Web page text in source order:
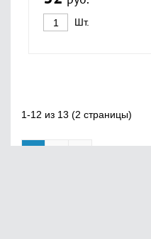
Шт.
1-12 из 13 (2 страницы)